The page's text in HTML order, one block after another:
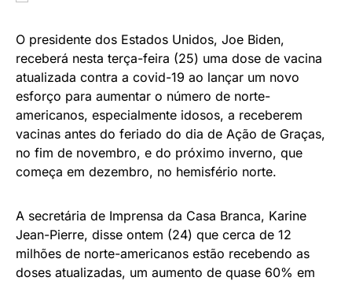
O presidente dos Estados Unidos, Joe Biden,
receberá nesta terça-feira (25) uma dose de vacina
atualizada contra a covid-19 ao lançar um novo
esforço para aumentar o número de norte-
americanos, especialmente idosos, a receberem
vacinas antes do feriado do dia de Ação de Graças,
no fim de novembro, e do próximo inverno, que
começa em dezembro, no hemisfério norte.
A secretária de Imprensa da Casa Branca, Karine
Jean-Pierre, disse ontem (24) que cerca de 12
milhões de norte-americanos estão recebendo as
doses atualizadas, um aumento de quase 60% em